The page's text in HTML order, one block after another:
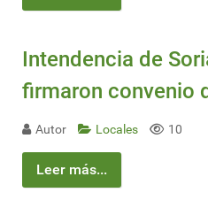
Intendencia de
firmaron convenio
Autor Locales 10
Leer más...